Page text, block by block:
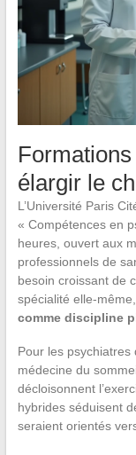
élargir le
L’Université Paris
« Compétences en
heures, ouvert aux
professionnels de
besoin croissant de
spécialité elle-
comme discipline
Pour les
médecine du
décloisonnent
hybrides séduisent
seraient orientés